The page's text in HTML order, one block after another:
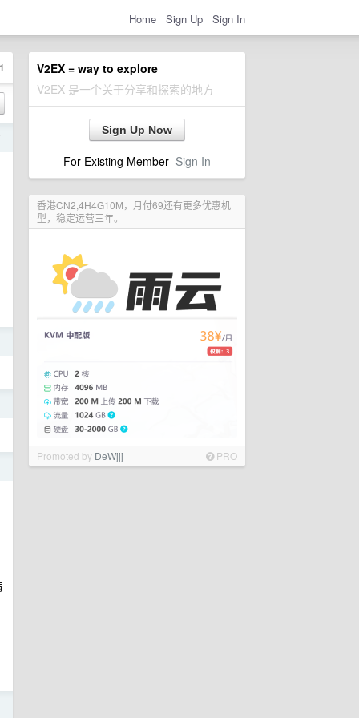
Home Sign Up Sign In
V2EX = way to explore
V2EX 是一个关于分享和探索的地方
Sign Up Now
For Existing Member Sign In
香港CN2,4H4G10M，月付69还有更多优惠机
型，稳定运营三年。
Promoted by DeWjjj PRO